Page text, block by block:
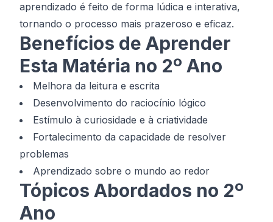
aprendizado é feito de forma lúdica e interativa,
tornando o processo mais prazeroso e eficaz.
Benefícios de Aprender
Esta Matéria no 2º Ano
Melhora da leitura e escrita
Desenvolvimento do raciocínio lógico
Estímulo à curiosidade e à criatividade
Fortalecimento da capacidade de resolver
problemas
Aprendizado sobre o mundo ao redor
Tópicos Abordados no 2º
Ano